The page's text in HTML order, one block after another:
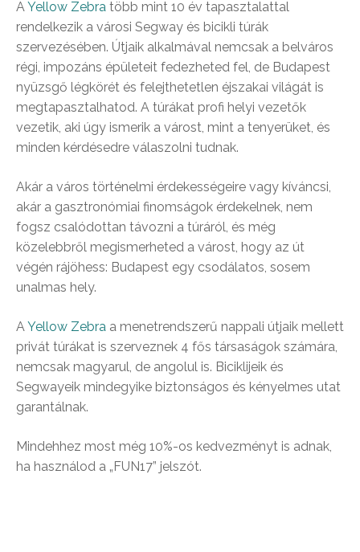
AYellow Zebra több mint 10 év tapasztalattal
rendelkezik a városi Segway és bicikli túrák
szervezésében. Útjaik alkalmával nemcsak a belváros
régi, impozáns épületeit fedezheted fel, de Budapest
nyüzsgő légkörét és felejthetetlen éjszakai világát is
megtapasztalhatod. A túrákat profi helyi vezetők
vezetik, aki úgy ismerik a várost, mint a tenyerüket, és
minden kérdésedre válaszolni tudnak.
Akár a város történelmi érdekességeire vagy kíváncsi,
akár a gasztronómiai finomságok érdekelnek, nem
fogsz csalódottan távozni a túráról, és még
közelebbről megismerheted a várost, hogy az út
végén rájöhess: Budapest egy csodálatos, sosem
unalmas hely.
AYellow Zebra a menetrendszerű nappali útjaik mellett
privát túrákat is szerveznek 4 fős társaságok számára,
nemcsak magyarul, de angolul is. Biciklijeik és
Segwayeik mindegyike biztonságos és kényelmes utat
garantálnak.
Mindehhez most még 10%-os kedvezményt is adnak,
ha használod a „FUN17” jelszót.